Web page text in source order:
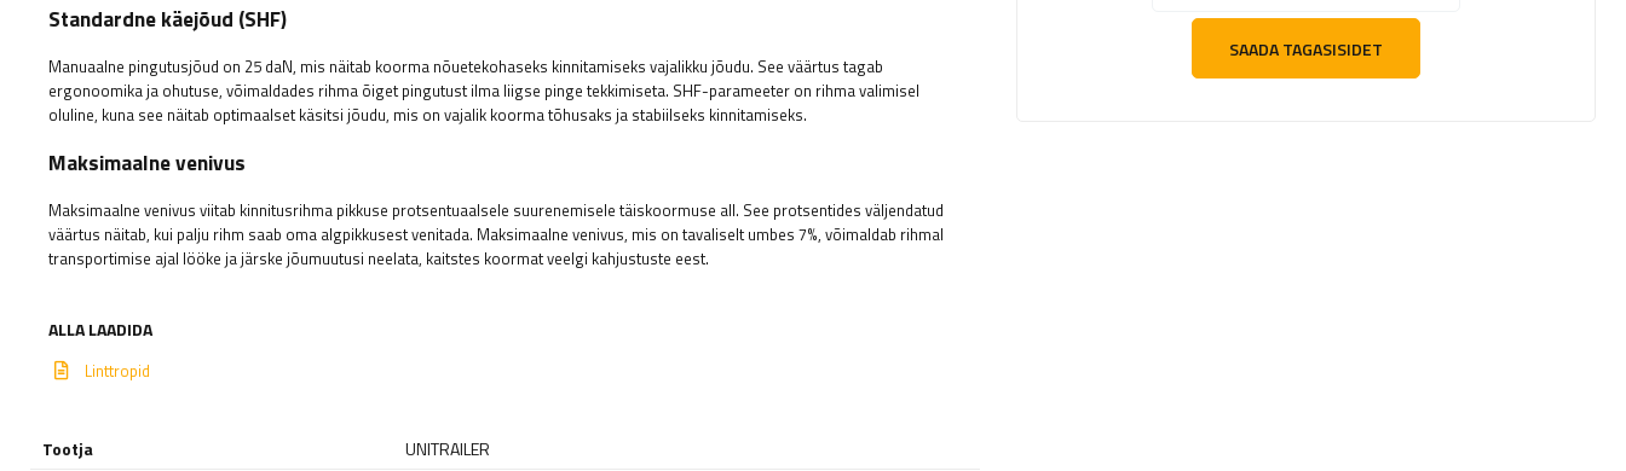
SAADA TAGASISIDET
Standardne käejõud (SHF)
Manuaalne pingutusjõud on 25 daN, mis näitab koorma nõuetekohaseks kinnitamiseks vajalikku jõudu. See väärtus tagab
ergonoomika ja ohutuse, võimaldades rihma õiget pingutust ilma liigse pinge tekkimiseta. SHF-parameeter on rihma valimisel
oluline, kuna see näitab optimaalset käsitsi jõudu, mis on vajalik koorma tõhusaks ja stabiilseks kinnitamiseks.
Maksimaalne venivus
Maksimaalne venivus viitab kinnitusrihma pikkuse protsentuaalsele suurenemisele täiskoormuse all. See protsentides väljendatud
väärtus näitab, kui palju rihm saab oma algpikkusest venitada. Maksimaalne venivus, mis on tavaliselt umbes 7%, võimaldab rihmal
transportimise ajal lööke ja järske jõumuutusi neelata, kaitstes koormat veelgi kahjustuste eest.
ALLA LAADIDA
Linttropid
Tootja
UNITRAILER